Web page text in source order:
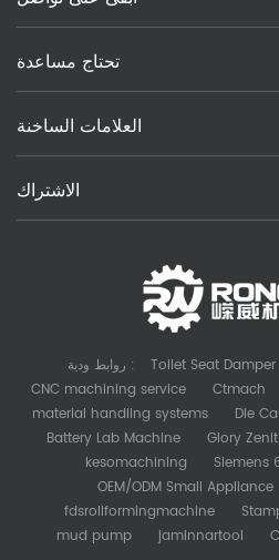
تحتاج مساعدة
العلامات الساخنة
الاشتراك
روابط ودية : Toilet Seat Damper
CNC machining service
Ctmach
material handling systems
Die
Battery Lab Machine
Glory
kesomachining
Siemens
OEM/ODM Small Appliance
fdsrollformingmachine
mud pump
jaminnartool